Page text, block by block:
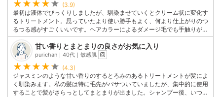
(3.9)
最初は液体でびっくりしましたが、馴染ませていくとクリーム状に変化す
るトリートメント。思っていたより使い勝手もよく、何より仕上がりのつ
るつる感がすごくいいです。ヘアカラーによるダメージ毛でも手触りがぐ
んっとよくなりました！
このユーザーの他の口コミを見る
甘い香りとまとまりの良さがお気に入り
purichan｜40代｜敏感肌
(4.3)
ジャスミンのような甘い香りのするとろみのあるトリートメントが髪によ
く馴染みます。私の髪は特に毛先がパサついていましたが、集中的に使用
することで髪がさらっとしてまとまりが出ました。シャンプー後、いつも